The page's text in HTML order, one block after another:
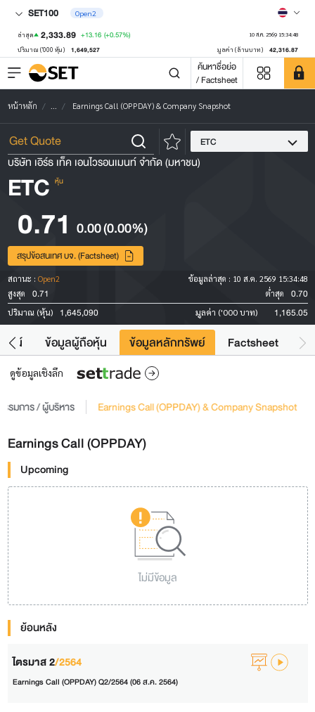
SET100 Open2
ล่าสุด 2,333.89 +13.16 (+0.57%) 10 ส.ค. 2569 15:34:48
ปริมาณ ('000 หุ้น) 1,649,527 มูลค่า (ล้านบาท) 42,316.87
ค้นหาชื่อย่อ
/ Factsheet
หน้าหลัก ... Earnings Call (OPPDAY) & Company Snapshot
ETC
บริษัท เอิร์ธ เท็ค เอนไวรอนเมนท์ จำกัด (มหาชน)
ETC หุ้น
0.71 0.00(0.00%)
สรุปข้อสนเทศ บจ. (Factsheet)
สถานะ : Open2 ข้อมูลล่าสุด : 10 ส.ค. 2569 15:34:48
สูงสุด
0.71 ต่ำสุด 0.70
ปริมาณ (หุ้น) 1,645,090 มูลค่า ('000 บาท) 1,165.05
ยชน์ ข้อมูลผู้ถือหุ้น ข้อมูลหลักทรัพย์ Factsheet
ดูข้อมูลเชิงลึก
รมการ / ผู้บริหาร Earnings Call (OPPDAY) & Company Snapshot
Earnings Call (OPPDAY)
Upcoming
ไม่มีข้อมูล
ย้อนหลัง
ไตรมาส 2/2564
Earnings Call (OPPDAY) Q2/2564 (06 ส.ค. 2564)